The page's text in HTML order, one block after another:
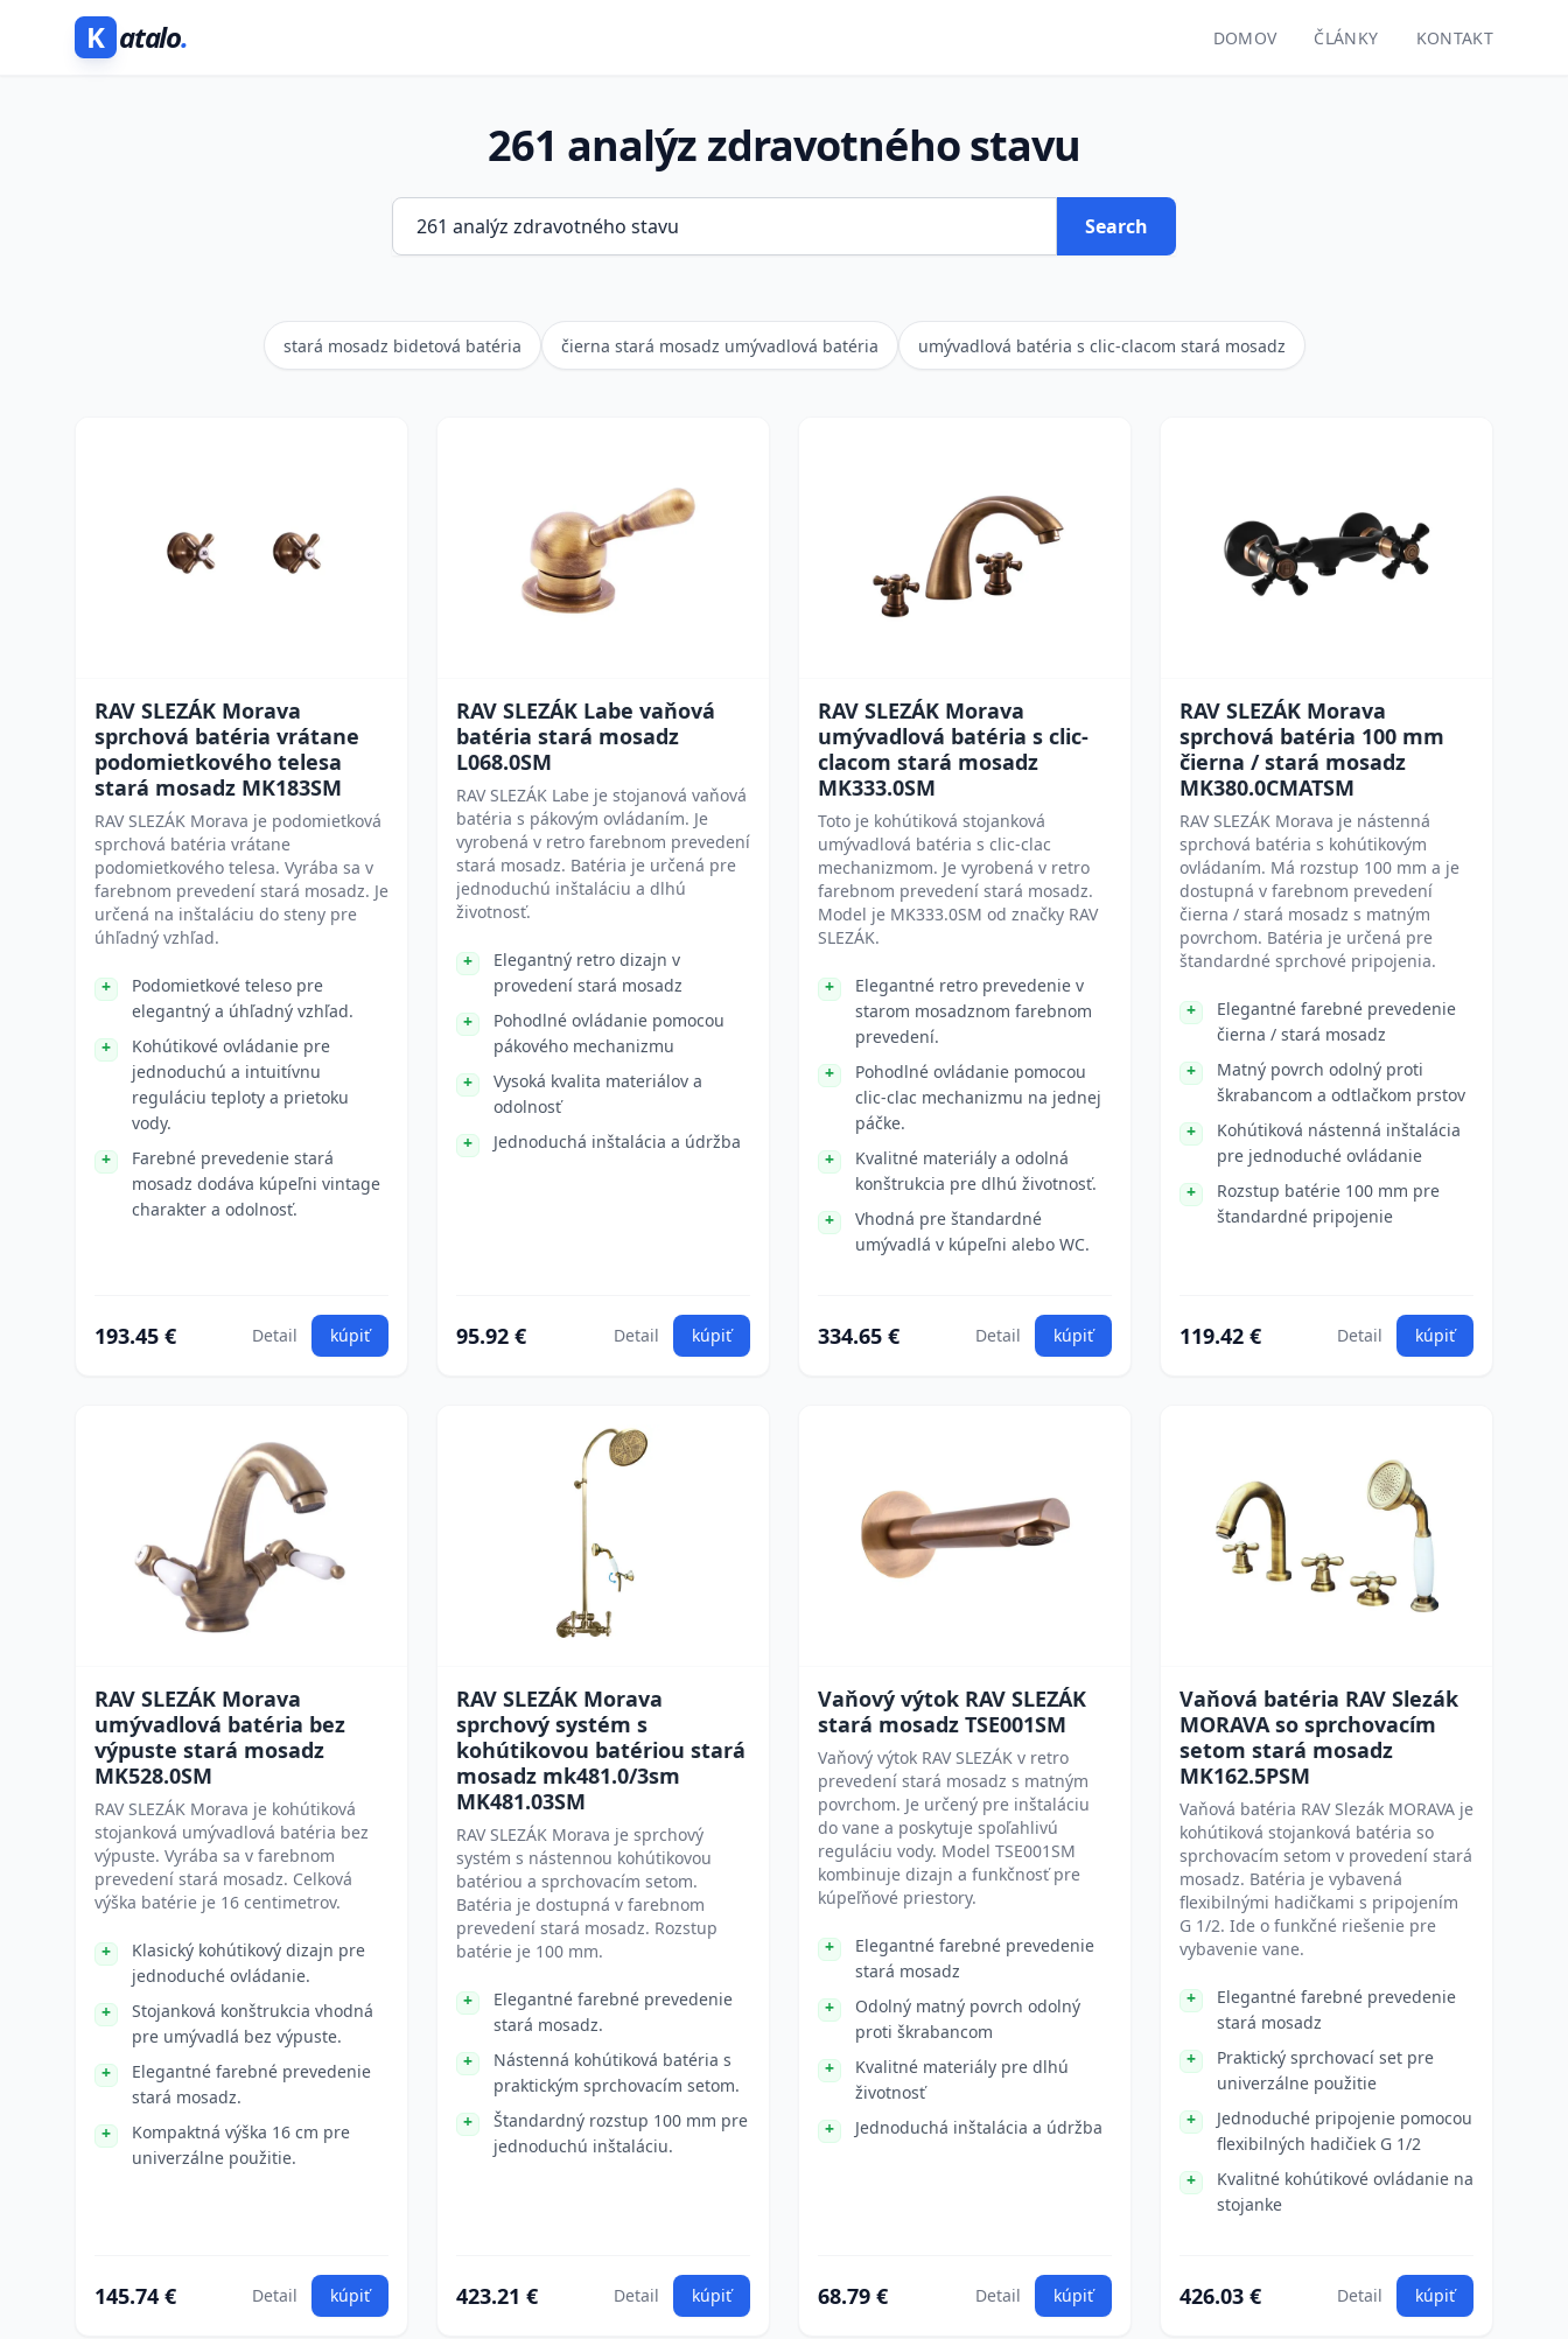
K atalo. DOMOV ČLÁNKY KONTAKT
261 analýz zdravotného stavu
Search
stará mosadz bidetová batéria čierna stará mosadz umývadlová batéria umývadlová batéria s clic-clacom stará mosadz
RAV SLEZÁK Morava
sprchová batéria vrátane
podomietkového telesa
stará mosadz MK183SM
RAV SLEZÁK Morava je podomietková
sprchová batéria vrátane
podomietkového telesa. Vyrába sa v
farebnom prevedení stará mosadz. Je
určená na inštaláciu do steny pre
úhľadný vzhľad.
Podomietkové teleso pre
elegantný a úhľadný vzhľad.
Kohútikové ovládanie pre
jednoduchú a intuitívnu
reguláciu teploty a prietoku
vody.
Farebné prevedenie stará
mosadz dodáva kúpeľni vintage
charakter a odolnosť.
193.45 € Detail kúpiť
RAV SLEZÁK Labe vaňová
batéria stará mosadz
L068.0SM
RAV SLEZÁK Labe je stojanová vaňová
batéria s pákovým ovládaním. Je
vyrobená v retro farebnom prevedení
stará mosadz. Batéria je určená pre
jednoduchú inštaláciu a dlhú
životnosť.
Elegantný retro dizajn v
provedení stará mosadz
Pohodlné ovládanie pomocou
pákového mechanizmu
Vysoká kvalita materiálov a
odolnosť
Jednoduchá inštalácia a údržba
95.92 € Detail kúpiť
RAV SLEZÁK Morava
umývadlová batéria s clic-
clacom stará mosadz
MK333.0SM
Toto je kohútiková stojanková
umývadlová batéria s clic-clac
mechanizmom. Je vyrobená v retro
farebnom prevedení stará mosadz.
Model je MK333.0SM od značky RAV
SLEZÁK.
Elegantné retro prevedenie v
starom mosadznom farebnom
prevedení.
Pohodlné ovládanie pomocou
clic-clac mechanizmu na jednej
páčke.
Kvalitné materiály a odolná
konštrukcia pre dlhú životnosť.
Vhodná pre štandardné
umývadlá v kúpeľni alebo WC.
334.65 € Detail kúpiť
RAV SLEZÁK Morava
sprchová batéria 100 mm
čierna / stará mosadz
MK380.0CMATSM
RAV SLEZÁK Morava je nástenná
sprchová batéria s kohútikovým
ovládaním. Má rozstup 100 mm a je
dostupná v farebnom prevedení
čierna / stará mosadz s matným
povrchom. Batéria je určená pre
štandardné sprchové pripojenia.
Elegantné farebné prevedenie
čierna / stará mosadz
Matný povrch odolný proti
škrabancom a odtlačkom prstov
Kohútiková nástenná inštalácia
pre jednoduché ovládanie
Rozstup batérie 100 mm pre
štandardné pripojenie
119.42 € Detail kúpiť
RAV SLEZÁK Morava
umývadlová batéria bez
výpuste stará mosadz
MK528.0SM
RAV SLEZÁK Morava je kohútiková
stojanková umývadlová batéria bez
výpuste. Vyrába sa v farebnom
prevedení stará mosadz. Celková
výška batérie je 16 centimetrov.
Klasický kohútikový dizajn pre
jednoduché ovládanie.
Stojanková konštrukcia vhodná
pre umývadlá bez výpuste.
Elegantné farebné prevedenie
stará mosadz.
Kompaktná výška 16 cm pre
univerzálne použitie.
145.74 € Detail kúpiť
RAV SLEZÁK Morava
sprchový systém s
kohútikovou batériou stará
mosadz mk481.0/3sm
MK481.03SM
RAV SLEZÁK Morava je sprchový
systém s nástennou kohútikovou
batériou a sprchovacím setom.
Batéria je dostupná v farebnom
prevedení stará mosadz. Rozstup
batérie je 100 mm.
Elegantné farebné prevedenie
stará mosadz.
Nástenná kohútiková batéria s
praktickým sprchovacím setom.
Štandardný rozstup 100 mm pre
jednoduchú inštaláciu.
423.21 € Detail kúpiť
Vaňový výtok RAV SLEZÁK
stará mosadz TSE001SM
Vaňový výtok RAV SLEZÁK v retro
prevedení stará mosadz s matným
povrchom. Je určený pre inštaláciu
do vane a poskytuje spoľahlivú
reguláciu vody. Model TSE001SM
kombinuje dizajn a funkčnosť pre
kúpeľňové priestory.
Elegantné farebné prevedenie
stará mosadz
Odolný matný povrch odolný
proti škrabancom
Kvalitné materiály pre dlhú
životnosť
Jednoduchá inštalácia a údržba
68.79 € Detail kúpiť
Vaňová batéria RAV Slezák
MORAVA so sprchovacím
setom stará mosadz
MK162.5PSM
Vaňová batéria RAV Slezák MORAVA je
kohútiková stojanková batéria so
sprchovacím setom v provedení stará
mosadz. Batéria je vybavená
flexibilnými hadičkami s pripojením
G 1/2. Ide o funkčné riešenie pre
vybavenie vane.
Elegantné farebné prevedenie
stará mosadz
Praktický sprchovací set pre
univerzálne použitie
Jednoduché pripojenie pomocou
flexibilných hadičiek G 1/2
Kvalitné kohútikové ovládanie na
stojanke
426.03 € Detail kúpiť